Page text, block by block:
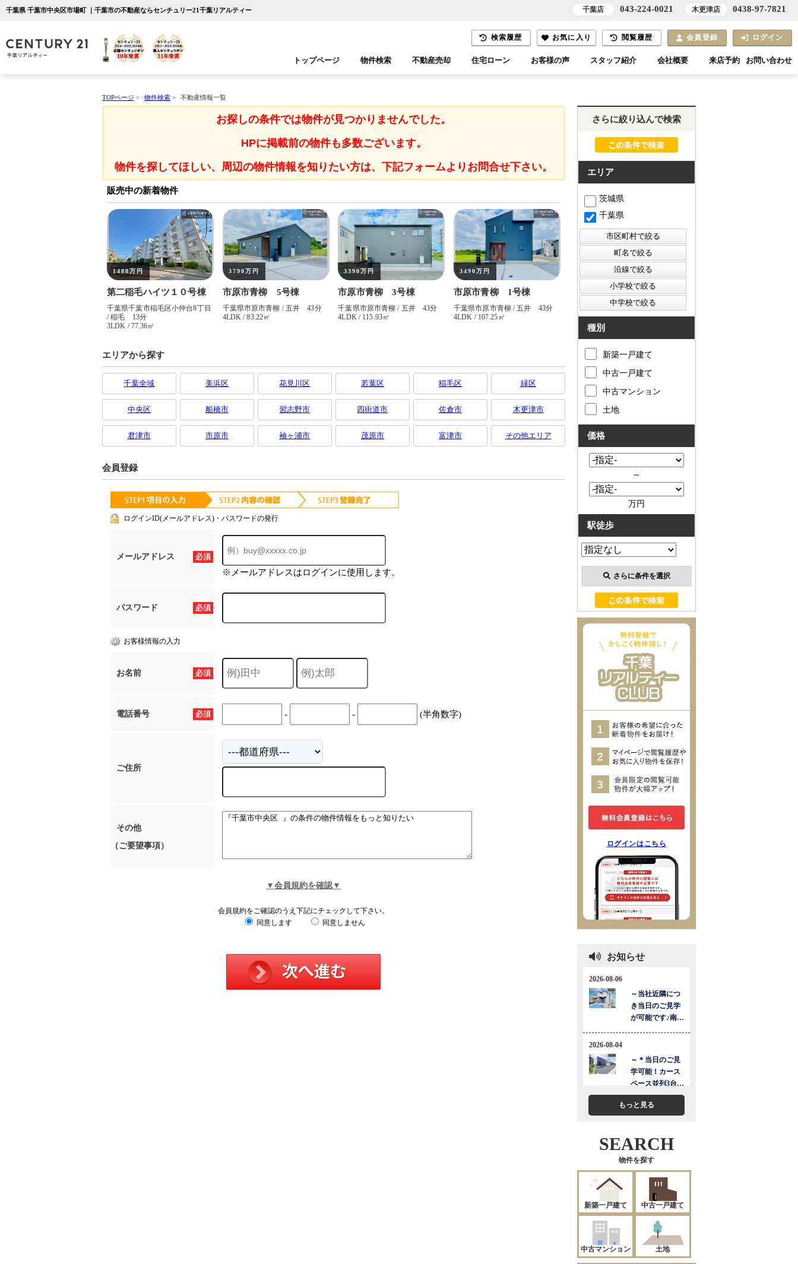
千葉県 千葉市中央区市場町 ｜千葉市の不動産ならセンチュリー21千葉リアルティー
検索履歴 お気に入り 閲覧履歴 会員登録 ログイン
トップページ 物件検索 不動産売却 住宅ローン お客様の声 スタッフ紹介 会社概要 来店予約 お問い合わせ
TOPページ > 物件検索 > 不動産情報一覧
お探しの条件では物件が見つかりませんでした。
HPに掲載前の物件も多数ございます。
物件を探してほしい、周辺の物件情報を知りたい方は、下記フォームよりお問合せ下さい。
エリアから探す
千葉全域 美浜区 花見川区 若葉区 稲毛区 緑区
中央区 船橋市 習志野市 四街道市 佐倉市 木更津市
君津市 市原市 袖ヶ浦市 茂原市 富津市 その他エリア
会員登録
ログインID(メールアドレス)・パスワードの発行
必須
メールアドレス
※メールアドレスはログインに使用します。
必須
パスワード
お客様情報の入力
必須
お名前
必須
電話番号 - - (半角数字)
ご住所
その他
（ご要望事項）
▼会員規約を確認▼
会員規約をご確認のうえ下記にチェックして下さい。
同意します
同意しません
さらに絞り込んで検索
エリア
茨城県
千葉県
種別
新築一戸建て
中古一戸建て
中古マンション
土地
価格
～
万円
駅徒歩
さらに条件を選択
ログインはこちら
お知らせ
もっと見る
SEARCH
物件を探す
新築一戸建て 中古一戸建て
中古マンション 土地
千葉店 043-224-0021 木更津店 0438-97-7821